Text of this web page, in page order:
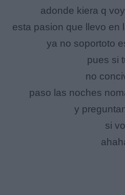
adonde kiera q
esta pasion que llevo en
ya no soportoto
pues si
no
paso las noches
y
si